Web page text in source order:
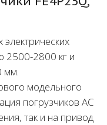
2500-2800 кг и
мм.
модельного
погрузчиков АС
так и на привод